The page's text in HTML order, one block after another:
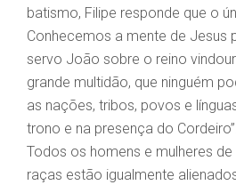
batismo, Filipe responde que o
Conhecemos a mente de Jesus
servo João sobre o reino
grande multidão, que ninguém
as nações, tribos, povos e
trono e na presença do
Todos os homens e mulheres
raças estão igualmente